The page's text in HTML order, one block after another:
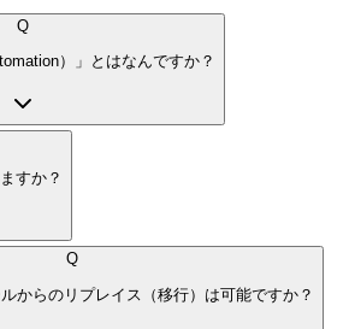
Q
）」とはなんですか？
すか？
Q
からのリプレイス（移行）は可能ですか？